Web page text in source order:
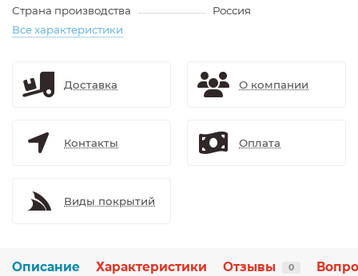
Страна производства
Россия
Все характеристики
Доставка О компании
Контакты Оплата
Виды покрытий
Описание Характеристики Отзывы 0